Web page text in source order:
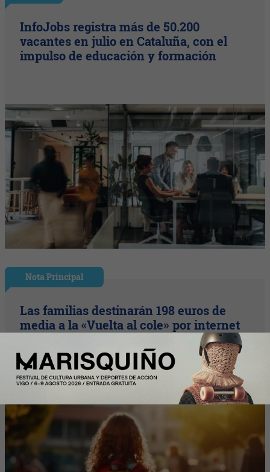
InfoJobs registra más de 50.200
vacantes en julio en Cataluña, con el
impulso de educación y formación
Nota Principal
Las familias destinarán 198 euros de
media a la «Vuelta al cole» por internet